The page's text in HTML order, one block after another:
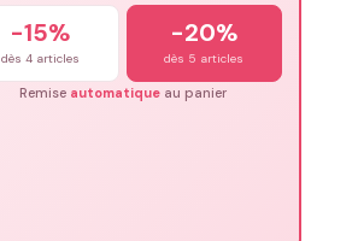
-15%
dès 4 articles
-20%
dès 5 articles
Remise automatiqueau panier